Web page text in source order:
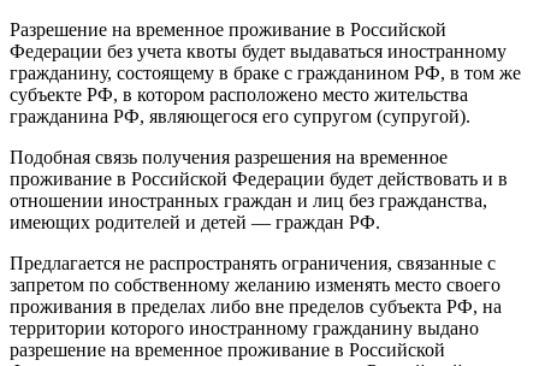
Разрешение на временное проживание в Российской
Федерации без учета квоты будет выдаваться иностранному
гражданину, состоящему в браке с гражданином РФ, в том же
субъекте РФ, в котором расположено место жительства
гражданина РФ, являющегося его супругом (супругой).
Подобная связь получения разрешения на временное
проживание в Российской Федерации будет действовать и в
отношении иностранных граждан и лиц без гражданства,
имеющих родителей и детей — граждан РФ.
Предлагается не распространять ограничения, связанные с
запретом по собственному желанию изменять место своего
проживания в пределах либо вне пределов субъекта РФ, на
территории которого иностранному гражданину выдано
разрешение на временное проживание в Российской